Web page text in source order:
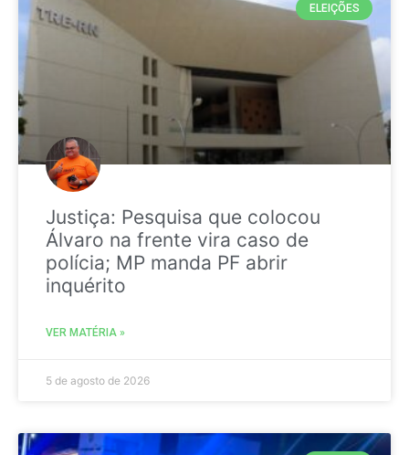
ELEIÇÕES
Justiça: Pesquisa que colocou
Álvaro na frente vira caso de
polícia; MP manda PF abrir
inquérito
VER MATÉRIA »
5 de agosto de 2026